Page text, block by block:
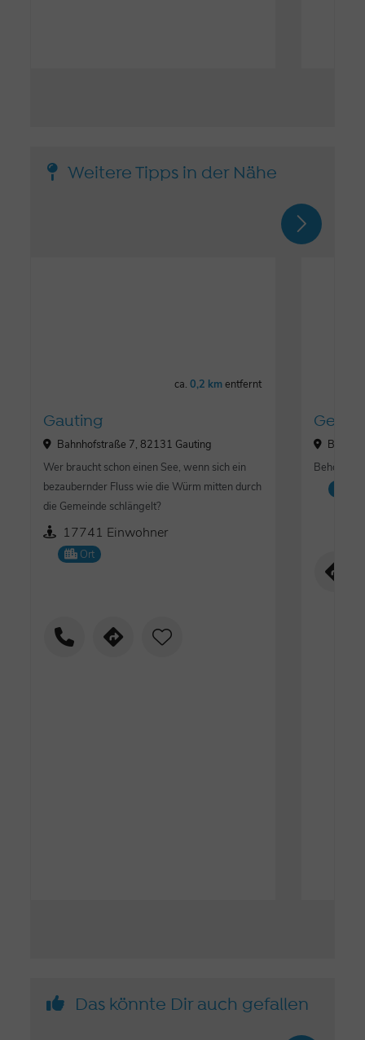
Weitere Tipps in der Nähe
ca.0,2 kmentfernt
Gauting
Bahnhofstraße 7, 82131 Gauting
Wer braucht schon einen See, wenn sich ein
bezaubernder Fluss wie die Würm mitten durch
die Gemeinde schlängelt?
17741 Einwohner
Ort
Behörde,
Das könnte Dir auch gefallen